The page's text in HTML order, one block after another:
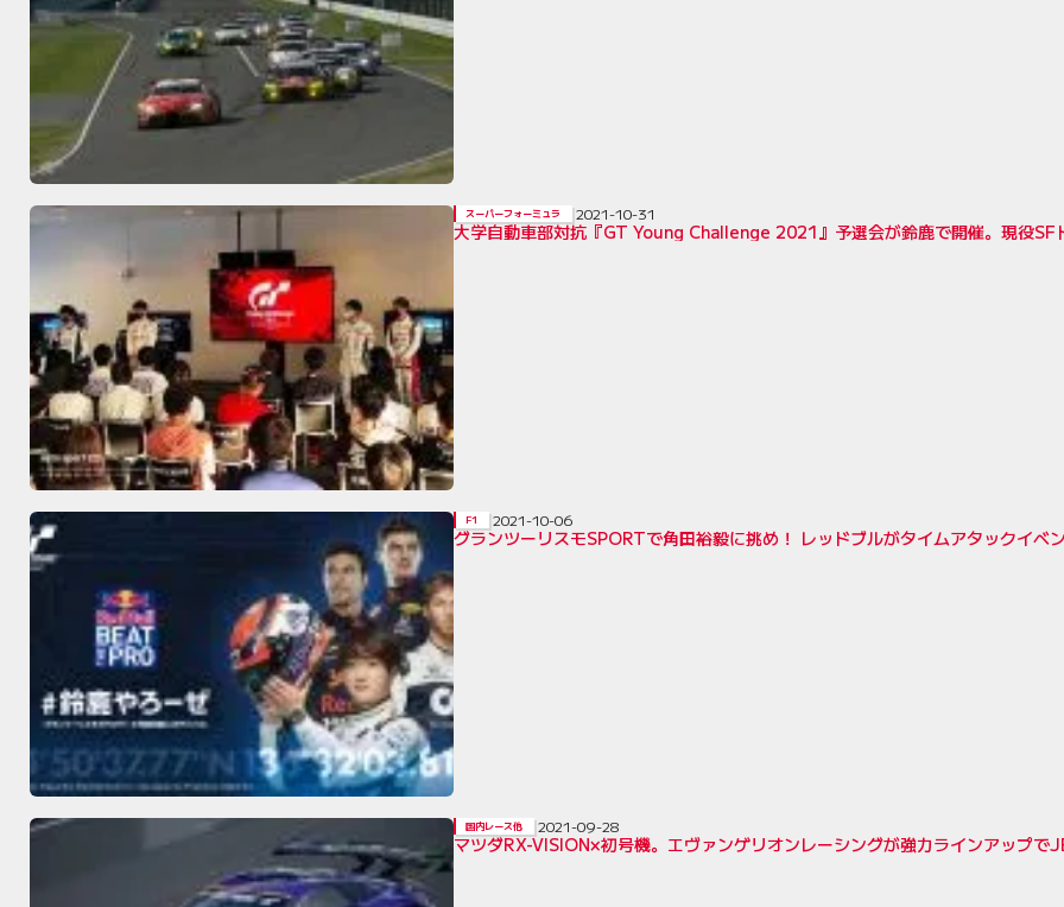
大学自動車部対抗『GT Young Challenge 2021』予選会が鈴鹿で開催。現役SF
スーパーフォーミュラ 2021-10-31
グランツーリスモSPORTで角田裕毅に挑め！ レッドブルがタイムアタックイベ
F1 2021-10-06
マツダRX-VISION×初号機。エヴァンゲリオンレーシングが強力ラインアップで
国内レース他 2021-09-28